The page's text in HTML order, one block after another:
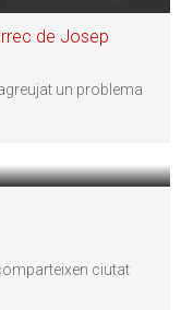
de Josep
un problema
ciutat